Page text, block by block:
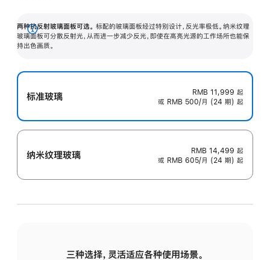
两种抗反射玻璃面板可选。 标配的玻璃面板经过特别设计，反光率极低。纳米纹理
玻璃面板可分散反射光，从而进一步减少反光，即使在高亮光源的工作场所也能保
持出色画质。
展
开
标准玻璃 RMB 11,999 起
或 RMB 500/月 (24 期) 起
纳米纹理玻璃 RMB 14,499 起
或 RMB 605/月 (24 期) 起
三种选择，灵活适应各种使用场景。